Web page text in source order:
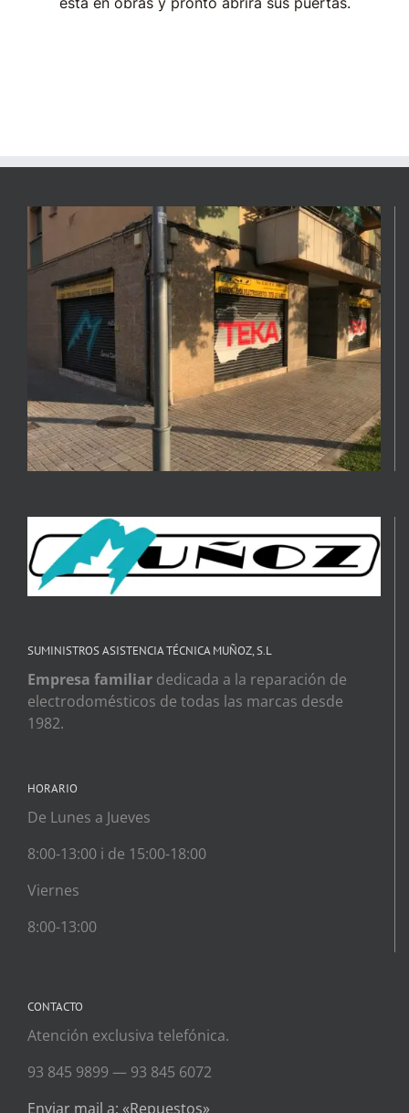
SUMINISTROS ASISTENCIA TÉCNICA MUÑOZ, S.L
Empresa familiar dedicada a la reparación de
electrodomésticos de todas las marcas desde
1982.
HORARIO
De Lunes a Jueves
8:00-13:00 i de 15:00-18:00
Viernes
8:00-13:00
CONTACTO
Atención exclusiva telefónica.
93 845 9899 — 93 845 6072
Enviar mail a: «Repuestos»